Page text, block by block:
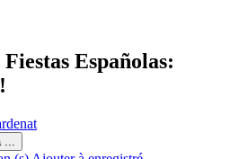
Españolas: